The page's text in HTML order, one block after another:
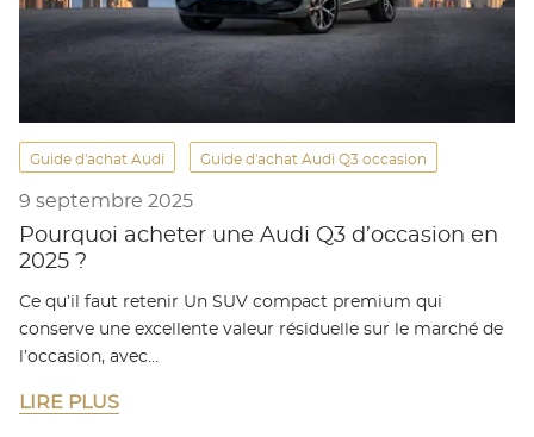
Guide d'achat Audi Guide d'achat Audi Q3 occasion
9 septembre 2025
Pourquoi acheter une Audi Q3 d’occasion en
2025 ?
Ce qu’il faut retenir Un SUV compact premium qui
conserve une excellente valeur résiduelle sur le marché de
l’occasion, avec…
LIRE PLUS